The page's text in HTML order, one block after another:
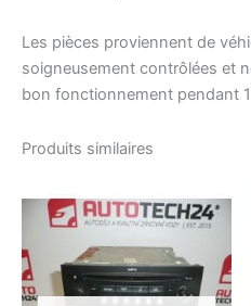
Les pièces proviennent de
soigneusement contrôlées et
bon fonctionnement pendant
Produits similaires